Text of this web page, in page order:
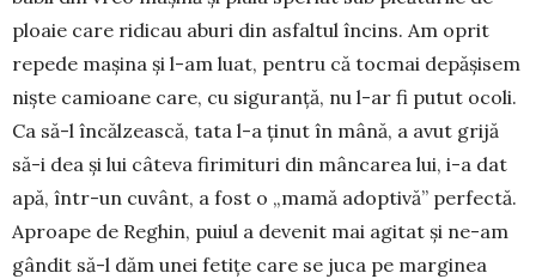
ploaie care ri­di­cau aburi din asfaltul în­cins. Am oprit
repede mașina și l-am luat, pentru că tocmai de­pă­șisem
niște ca­mioa­ne care, cu siguranță, nu l-ar fi putut ocoli.
Ca să-l încăl­zeas­că, tata l-a ți­nut în mână, a avut grijă
să-i dea și lui câteva firi­mituri din mân­carea lui, i-a dat
apă, într-un cuvânt, a fost o „ma­mă adoptivă” perfectă.
Aproape de Re­ghin, puiul a devenit mai a­gi­tat și ne-am
gândit să-l dăm unei fetițe care se juca pe mar­ginea